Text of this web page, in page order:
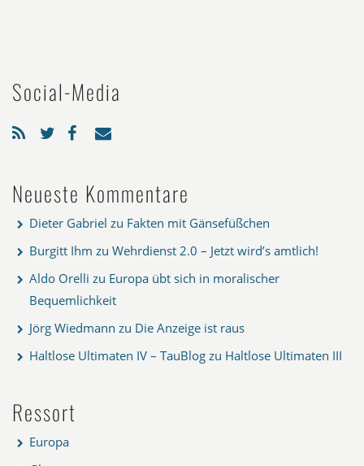
Social-Media
Neueste Kommentare
Dieter Gabriel zu Fakten mit Gänsefüßchen
Burgitt Ihm zu Wehrdienst 2.0 – Jetzt wird’s amtlich!
Aldo Orelli zu Europa übt sich in moralischer
Bequemlichkeit
Jörg Wiedmann zu Die Anzeige ist raus
Haltlose Ultimaten IV – TauBlog zu Haltlose Ultimaten III
Ressort
Europa